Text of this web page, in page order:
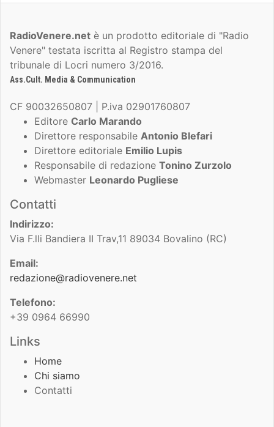
RadioVenere.net è un prodotto editoriale di "Radio
Venere" testata iscritta al Registro stampa del
tribunale di Locri numero 3/2016.
Ass.Cult. Media & Communication
CF 90032650807 | P.iva 02901760807
Editore Carlo Marando
Direttore responsabile Antonio Blefari
Direttore editoriale Emilio Lupis
Responsabile di redazione Tonino Zurzolo
Webmaster Leonardo Pugliese
Contatti
Indirizzo:
Via F.lli Bandiera II Trav,11 89034 Bovalino (RC)
Email:
redazione@radiovenere.net
Telefono:
+39 0964 66990
Links
Home
Chi siamo
Contatti